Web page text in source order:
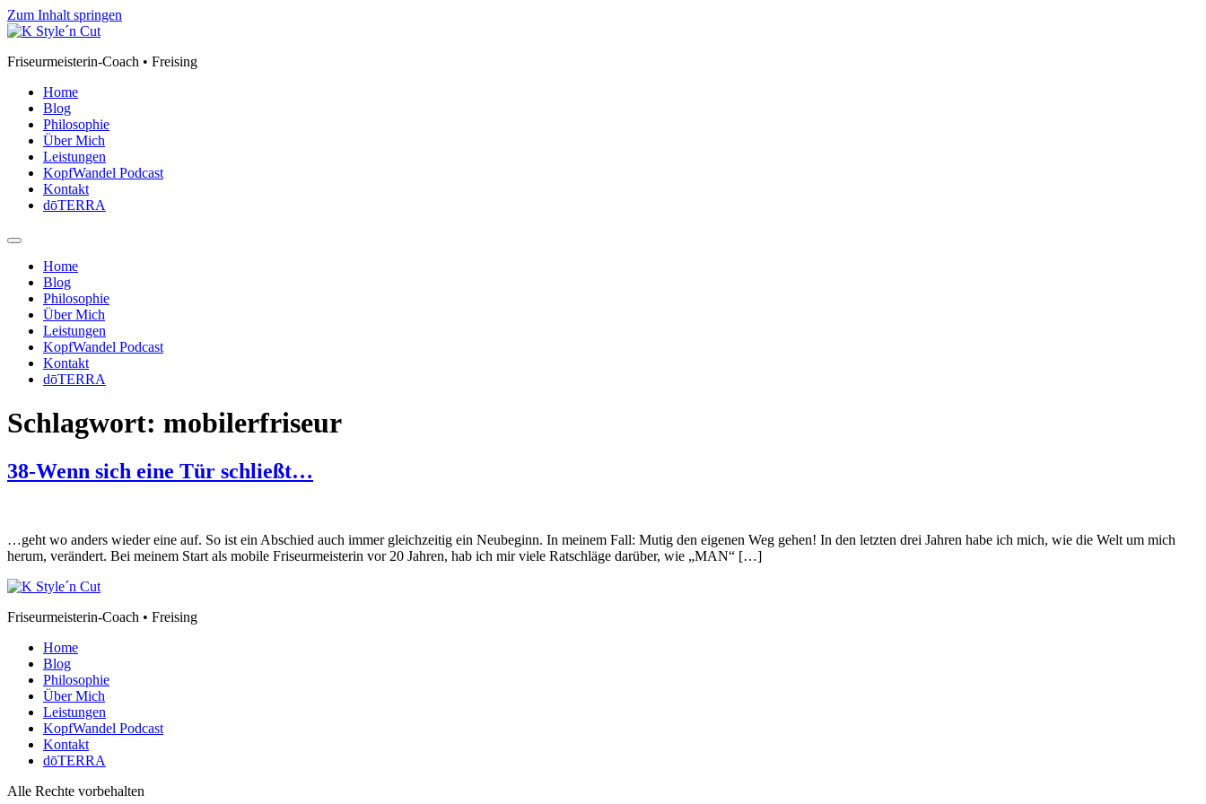
Zum Inhalt springen
Friseurmeisterin-Coach • Freising
Home
Blog
Philosophie
Über Mich
Leistungen
KopfWandel Podcast
Kontakt
dōTERRA
Home
Blog
Philosophie
Über Mich
Leistungen
KopfWandel Podcast
Kontakt
dōTERRA
Schlagwort: mobilerfriseur
38-Wenn sich eine Tür schließt…
…geht wo anders wieder eine auf. So ist ein Abschied auch immer gleichzeitig ein Neubeginn. In meinem Fall: Mutig den eigenen Weg gehen! In den letzten drei Jahren habe ich mich, wie die Welt um mich
herum, verändert. Bei meinem Start als mobile Friseurmeisterin vor 20 Jahren, hab ich mir viele Ratschläge darüber, wie „MAN“ […]
Friseurmeisterin-Coach • Freising
Home
Blog
Philosophie
Über Mich
Leistungen
KopfWandel Podcast
Kontakt
dōTERRA
Alle Rechte vorbehalten